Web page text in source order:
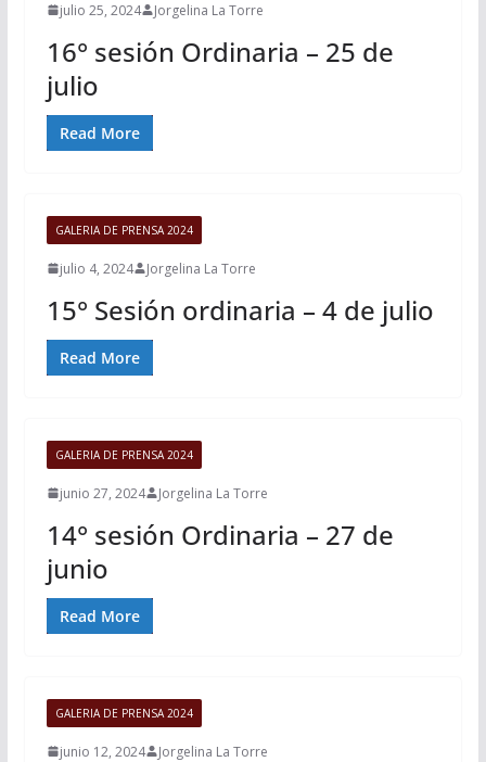
julio 25, 2024 Jorgelina La Torre
16° sesión Ordinaria – 25 de
julio
Read More
GALERIA DE PRENSA 2024
julio 4, 2024 Jorgelina La Torre
15° Sesión ordinaria – 4 de julio
Read More
GALERIA DE PRENSA 2024
junio 27, 2024 Jorgelina La Torre
14° sesión Ordinaria – 27 de
junio
Read More
GALERIA DE PRENSA 2024
junio 12, 2024 Jorgelina La Torre